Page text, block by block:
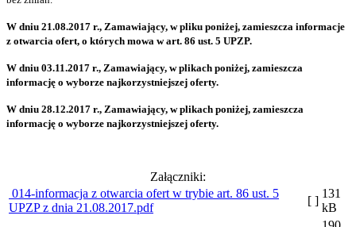
W dniu 21.08.2017 r., Zamawiający, w pliku poniżej, zamieszcza informacje
z otwarcia ofert, o których mowa w art. 86 ust. 5 UPZP.
W dniu 03.11.2017 r., Zamawiający, w plikach poniżej, zamieszcza
informację o wyborze najkorzystniejszej oferty.
W dniu 28.12.2017 r., Zamawiający, w plikach poniżej, zamieszcza
informację o wyborze najkorzystniejszej oferty.
Załączniki:
014-informacja z otwarcia ofert w trybie art. 86 ust. 5
UPZP z dnia 21.08.2017.pdf
[ ]
131
kB